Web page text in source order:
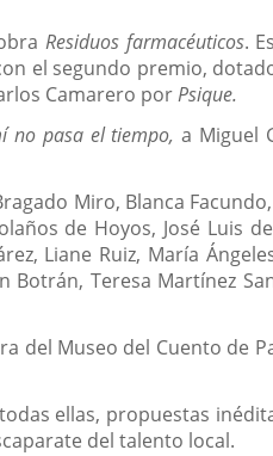
Residuos farmacéuticos.
el segundo premio,
Camarero porPsique.
no pasa el tiempo, a Miguel
Miro, Blanca
de Hoyos, José Luis
Liane Ruiz, María
Teresa Martínez
Museo del Cuento de
ellas, propuestas
del talento local.